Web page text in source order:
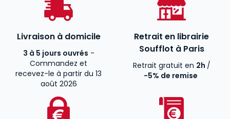
Livraison à domicile
3 à 5 jours ouvrés -
Commandez et
recevez-le à partir du 13
août 2026
Retrait en librairie
Soufflot à Paris
Retrait gratuit en 2h /
-5% de remise